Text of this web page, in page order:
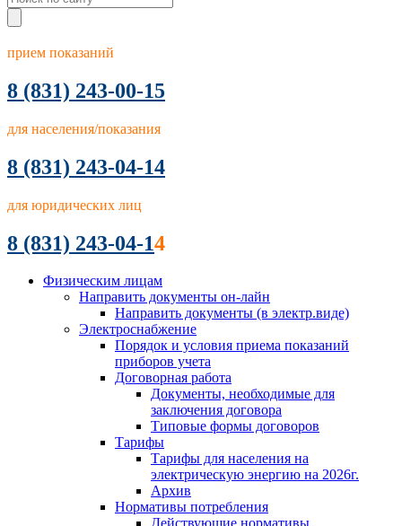
прием показаний
8 (831) 243-00-15
для населения/показания
8 (831) 243-04-14
для юридических лиц
8 (831) 243-04-14
Физическим лицам
Направить документы он-лайн
Направить документы (в электр.виде)
Электроснабжение
Порядок и условия приема показаний
приборов учета
Договорная работа
Документы, необходимые для
заключения договора
Типовые формы договоров
Тарифы
Тарифы для населения на
электрическую энергию на 2026г.
Архив
Нормативы потребления